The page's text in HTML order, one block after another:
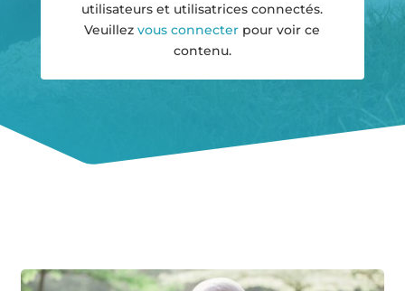
utilisateurs et utilisatrices connectés.
Veuillezvous connecter pour voir ce
contenu.